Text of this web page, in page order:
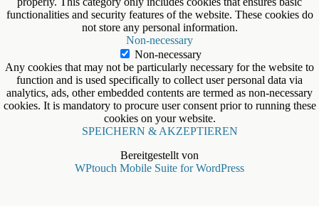
functionalities and security features of the website. These cookies do
not store any personal information.
Non-necessary
Non-necessary
Any cookies that may not be particularly necessary for the website to
function and is used specifically to collect user personal data via
analytics, ads, other embedded contents are termed as non-necessary
cookies. It is mandatory to procure user consent prior to running these
cookies on your website.
SPEICHERN & AKZEPTIEREN
Bereitgestellt von
WPtouch Mobile Suite for WordPress